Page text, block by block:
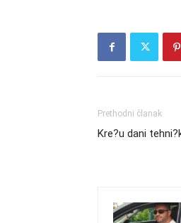
Prethodni članak
Kre?u dani